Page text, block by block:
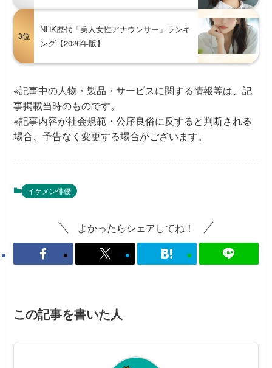
3位
NHK歴代「美人女性アナウンサー」ランキ
ング【2026年版】
※記事中の人物・製品・サービスに関する情報等は、記
事掲載当時のものです。
※記事内容が社会規範・公序良俗に反すると判断される
場合、予告なく変更する場合がございます。
イケメン俳優
よかったらシェアしてね！
この記事を書いた人